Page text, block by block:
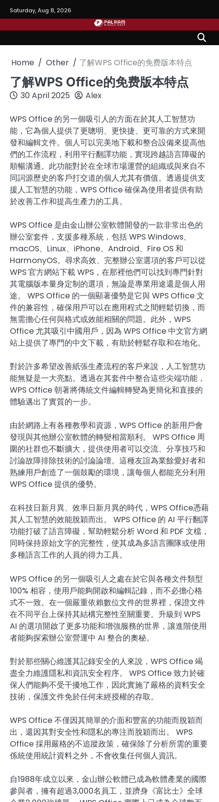
to
content
Saturday, Aug 8, 2026
Home Other 了解WPS Office的免费版本特点
了解WPS Office的免费版本特点
30 April 2025 Alex
WPS Office 的另一個吸引人的方面在於其人工智慧功
能，它為個人提供了更聰明、更快捷、更可靠的方式來開
發和編輯文件。個人可以完美地下載和整合設備來提高他
們的工作流程，利用平行翻譯功能，實現跨越語言障礙的
順暢溝通。此功能對於在全球市場運營的組織或與來自不
同詞源歷史的客戶打交道的個人尤其有價值。透過提供支
援人工智慧的功能，WPS Office 確保為使用者提供有助
於改善工作和提高生產力的工具。
WPS Office 是由金山辦公室軟體開發的一款非常出色的
辦公室套件，支援多種系統，包括 WPS Windows、
macOS、Linux、iPhone、Android、Fire OS 和
HarmonyOS。尋求高效、完整辦公室選項的客戶可以從
WPS 官方網站下載 WPS，在那裡他們可以找到專門針對
其電腦版本量身定制的選項，無論是專業用途還是個人用
途。 WPS Office 的一個顯著優勢是它與 WPS Office 文
件的兼容性，確保用戶可以在應用程式之間輕鬆切換，而
無需擔心任何與格式或效能相關的問題。此外，WPS
Office 尤其吸引中國用戶，因為 WPS Office 中文官方網
站上提供了專門的中文下載，有助於輕鬆存取和在地化。
對於許多希望改善紙張生產流程的客戶來說，人工智慧功
能無疑是一大亮點。透過在其套件中整合這些尖端功能，
WPS Office 朝著將傳統文件編輯轉變為更簡化和直接的
體驗邁出了實質的一步。
由於網路上有各種教學和資源，WPS Office 的新用戶會
發現與其他辦公室軟體的轉變相當順利。 WPS Office 周
圍的社群也不斷擴大，提供使用者可以交流、分享技巧和
討論故障排除技術的討論論壇。這種友誼為業餘愛好者和
熟練用戶創造了一個鼓勵的環境，讓每個人都能充分利用
WPS Office 提供的優勢。
在科技日新月異、效率日新月異的時代，WPS Office憑藉
其人工智慧的效能脫穎而出。 WPS Office 的 AI 平行翻譯
功能打破了語言障礙，幫助輕鬆分析 Word 和 PDF 文檔，
同時保持原始文字的完整性，使其成為多語言團隊或使用
多種語言工作的人員的得力工具。
WPS Office 的另一個吸引人之處在於它與各種文件類型
100% 相容，使用戶能夠開啟和編輯記錄，而不必擔心格
式不一致。在一個嚴重依賴數位文件的世界裡，保證文件
在不同平台上保持其結構完整性至關重要。升級到 WPS
AI 的選項開啟了更多功能和增強服務的世界，讓進階使用
者能夠探索辦公室營運中 AI 整合的奧秘。
對於那些關心維護其記錄安全的人來說，WPS Office 竭
盡全力維護隱私和資訊安全程序。 WPS Office 致力於確
保人們能夠不受干擾地工作，因此實施了嚴格的資料安全
技術，保護文件免於任何未經授權的存取。
WPS Office 不僅因其簡單的介面和豐富的功能而脫穎而
出，還因其對安全性和隱私的專注而脫穎而出。 WPS
Office 採用嚴格的不追蹤政策，確保除了分析所需的重要
係統使用統計資料之外，不會收集任何個人資訊。
自1988年成立以來，金山辦公軟體已成為軟體產業的國際
參與者，擁有超過3,000名員工，並躋身《富比士》全球